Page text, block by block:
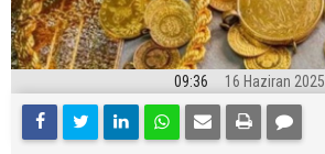
09:36 16 Haziran 2025